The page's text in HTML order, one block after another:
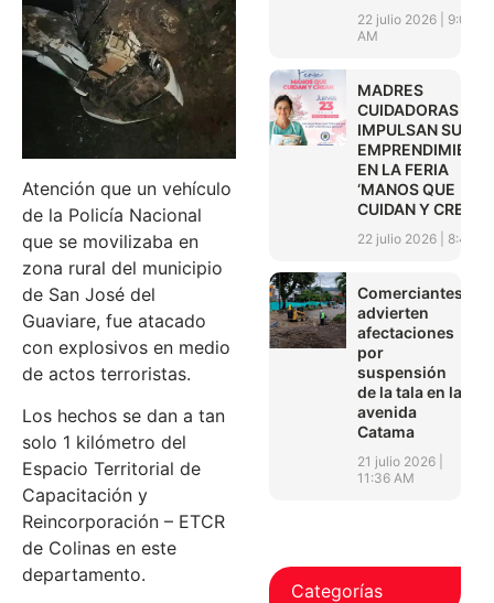
Atención que un vehículo
de la Policía Nacional
que se movilizaba en
zona rural del municipio
de San José del
Guaviare, fue atacado
con explosivos en medio
de actos terroristas.
Los hechos se dan a tan
solo 1 kilómetro del
Espacio Territorial de
Capacitación y
Reincorporación – ETCR
de Colinas en este
departamento.
22 julio 2026
9:01
AM
MADRES
CUIDADORAS
IMPULSAN SUS
EN LA FERIA
‘MANOS QUE
CUIDAN Y CREAN’
22 julio 2026 8:45
Comerciantes
advierten
afectaciones
por
suspensión
de la tala en la
avenida
Catama
21 julio 2026
11:36 AM
Categorías